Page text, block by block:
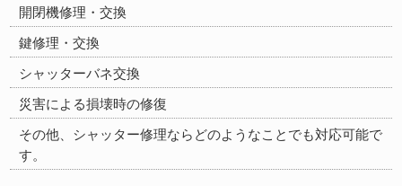
開閉機修理・交換
鍵修理・交換
シャッターバネ交換
災害による損壊時の修復
その他、シャッター修理ならどのようなことでも対応可能で
す。